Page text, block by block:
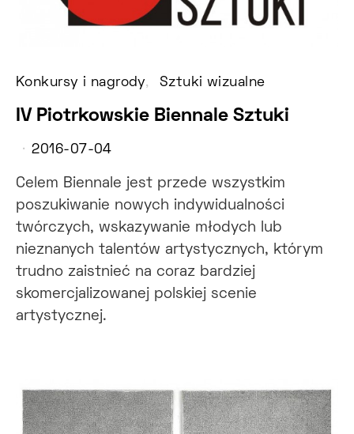
Konkursy i nagrody Sztuki wizualne
IV Piotrkowskie Biennale Sztuki
2016-07-04
Celem Biennale jest przede wszystkim
poszukiwanie nowych indywidualności
twórczych, wskazywanie młodych lub
nieznanych talentów artystycznych, którym
trudno zaistnieć na coraz bardziej
skomercjalizowanej polskiej scenie
artystycznej.